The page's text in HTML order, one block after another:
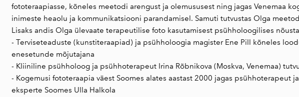
fototeraapiasse, kõneles meetodi arengust ja olemususest ning jagas Venemaa
inimeste heaolu ja kommunikatsiooni parandamisel. Samuti tutvustas Olga
Lisaks andis Olga ülevaate terapeutilise foto kasutamisest psühholoogilises
- Terviseteaduste (kunstiteraapiad) ja psühholoogia magister Ene Pill kõneles
enesetunde mõjutajana
- Kliiniline psühholoog ja psühhoterapeut Irina Rõbnikova (Moskva, Venemaa)
- Kogemusi fototeraapia väest Soomes alates aastast 2000 jagas psühhoterapeut
eksperte Soomes Ulla Halkola